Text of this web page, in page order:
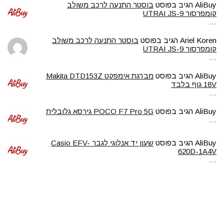
AliBuy הגיב בפוסט בוסטר התנעה לרכב משולב
קומפרסור UTRAI JS-9
…
Ariel Koren הגיב בפוסט בוסטר התנעה לרכב משולב
קומפרסור UTRAI JS-9
…
AliBuy הגיב בפוסט
מברגת אימפקט Makita DTD153Z
18V גוף בלבד
…
AliBuy הגיב בפוסט POCO F7 Pro 5G גירסא גלובלית
…
AliBuy הגיב בפוסט
שעון יד אנלוגי לגבר Casio EFV-
620D-1A4V
…